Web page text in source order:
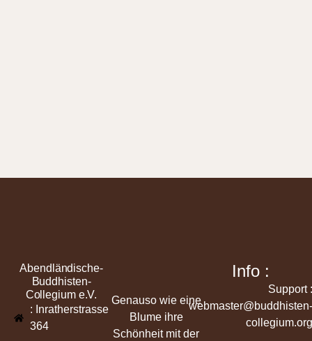
Abendländische-
Buddhisten-
Collegium e.V.
: Inratherstrasse
364
Genauso wie eine
Blume ihre
Schönheit mit der
Info :
Support :
webmaster@buddhisten-
collegium.org